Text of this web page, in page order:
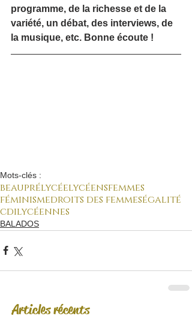
programme, de la richesse et de la
variété, un débat, des interviews, de
la musique, etc. Bonne écoute !
Mots-clés :
beauprélycéelycéensfemmes
féminismedroits des femmeségalité
cdilycéennes
BALADOS
Articles récents